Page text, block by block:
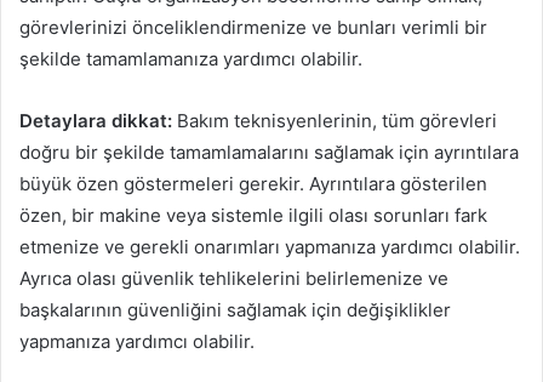
görevlerinizi önceliklendirmenize ve bunları verimli bir
şekilde tamamlamanıza yardımcı olabilir.
Detaylara dikkat: Bakım teknisyenlerinin, tüm görevleri
doğru bir şekilde tamamlamalarını sağlamak için ayrıntılara
büyük özen göstermeleri gerekir. Ayrıntılara gösterilen
özen, bir makine veya sistemle ilgili olası sorunları fark
etmenize ve gerekli onarımları yapmanıza yardımcı olabilir.
Ayrıca olası güvenlik tehlikelerini belirlemenize ve
başkalarının güvenliğini sağlamak için değişiklikler
yapmanıza yardımcı olabilir.